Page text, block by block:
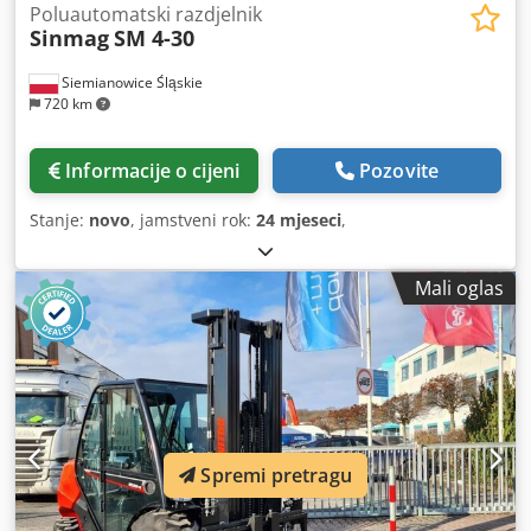
Siemianowice Śląskie
720 km
Poluautomatski razdjelnik
SinmagSM 4-30
Informacije o cijeni Pozovite
Stanje: novo, jamstveni rok: 24 mjeseci,
Mali oglas
Spremi pretragu